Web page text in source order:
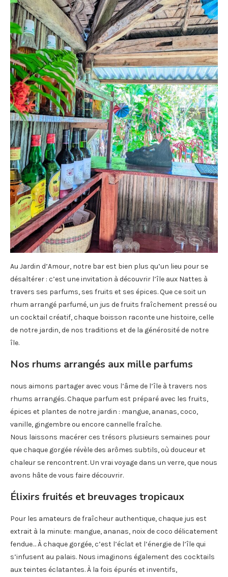
Au Jardin d’Amour, notre bar est bien plus qu’un lieu pour se
désaltérer : c’est une invitation à découvrir l’île aux Nattes à
travers ses parfums, ses fruits et ses épices. Que ce soit un
rhum arrangé parfumé, un jus de fruits fraîchement pressé ou
un cocktail créatif, chaque boisson raconte une histoire, celle
de notre jardin, de nos traditions et de la générosité de notre
île.
Nos rhums arrangés aux mille parfums
nous aimons partager avec vous l’âme de l’île à travers nos
rhums arrangés. Chaque parfum est préparé avec les fruits,
épices et plantes de notre jardin : mangue, ananas, coco,
vanille, gingembre ou encore cannelle fraîche.
Nous laissons macérer ces trésors plusieurs semaines pour
que chaque gorgée révèle des arômes subtils, où douceur et
chaleur se rencontrent. Un vrai voyage dans un verre, que nous
avons hâte de vous faire découvrir.
Élixirs fruités et breuvages tropicaux
Pour les amateurs de fraîcheur authentique, chaque jus est
extrait à la minute: mangue, ananas, noix de coco délicatement
fendue… À chaque gorgée, c’est l’éclat et l’énergie de l’île qui
s’infusent au palais. Nous imaginons également des cocktails
aux teintes éclatantes. À la fois épurés et inventifs,